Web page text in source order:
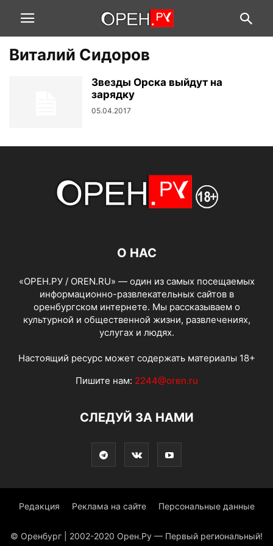
Виталий Сидоров
Звезды Орска выйдут на
зарядку
05.04.2017
О НАС
«ОРЕН.РУ / OREN.RU» — один из самых посещаемых
информационно-развлекательных сайтов в
оренбургском интернете. Мы рассказываем о
культурной и общественной жизни, развлечениях,
услугах и людях.
Настоящий ресурс может содержать материалы 18+
Пишите нам: 2244@oren.ru
СЛЕДУЙ ЗА НАМИ
Редакция Реклама на сайте Персональные данные
© Оренбург | 2002-2020 Орен.Ру — Первый региональный!